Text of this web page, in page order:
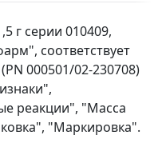
г серии 010409,
соответствует
000501/02-230708)
реакции", "Масса
"Маркировка".